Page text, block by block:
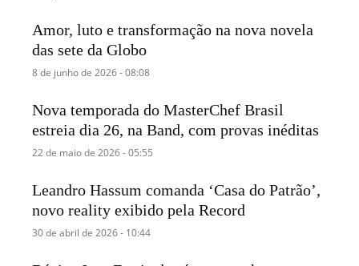
Amor, luto e transformação na nova novela
das sete da Globo
8 de junho de 2026 - 08:08
Nova temporada do MasterChef Brasil
estreia dia 26, na Band, com provas inéditas
22 de maio de 2026 - 05:55
Leandro Hassum comanda ‘Casa do Patrão’,
novo reality exibido pela Record
30 de abril de 2026 - 10:44